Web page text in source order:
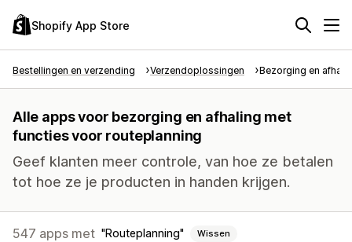
Shopify App Store
Bestellingen en verzending Verzendoplossingen Bezorging en
Alle apps voor bezorging en afhaling met
functies voor routeplanning
Geef klanten meer controle, van hoe ze betalen
tot hoe ze je producten in handen krijgen.
547 apps met Routeplanning Wissen